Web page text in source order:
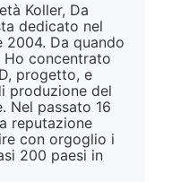
Koller, Da
dedicato nel
Da quando
Ho concentrato
progetto, e
produzione del
Nel passato 16
reputazione
con orgoglio i
200 paesi in